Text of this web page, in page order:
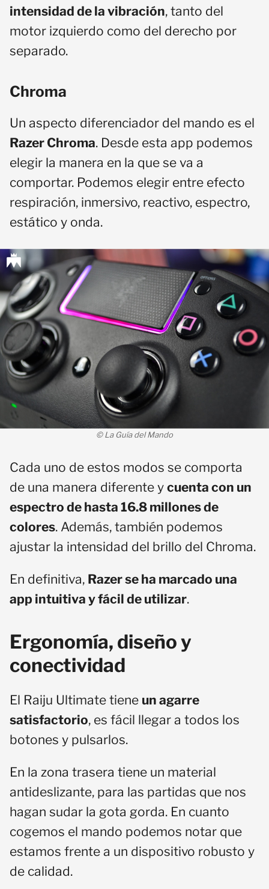
intensidad de la vibración, tanto del
motor izquierdo como del derecho por
separado.
Chroma
Un aspecto diferenciador del mando es el
Razer Chroma. Desde esta app podemos
elegir la manera en la que se va a
comportar. Podemos elegir entre efecto
respiración, inmersivo, reactivo, espectro,
estático y onda.
© La Guía del Mando
Cada uno de estos modos se comporta
de una manera diferente y cuenta con un
espectro de hasta 16.8 millones de
colores. Además, también podemos
ajustar la intensidad del brillo del Chroma.
En definitiva, Razer se ha marcado una
app intuitiva y fácil de utilizar.
Ergonomía, diseño y
conectividad
El Raiju Ultimate tiene un agarre
satisfactorio, es fácil llegar a todos los
botones y pulsarlos.
En la zona trasera tiene un material
antideslizante, para las partidas que nos
hagan sudar la gota gorda. En cuanto
cogemos el mando podemos notar que
estamos frente a un dispositivo robusto y
de calidad.